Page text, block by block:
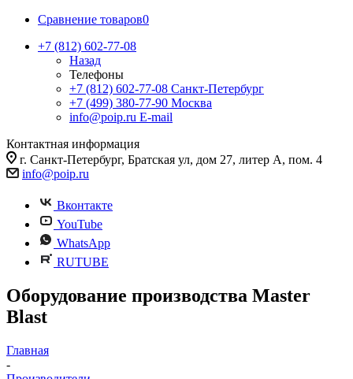
Сравнение товаров0
+7 (812) 602-77-08
Назад
Телефоны
+7 (812) 602-77-08 Санкт-Петербург
+7 (499) 380-77-90 Москва
info@poip.ru E-mail
Контактная информация
г. Санкт-Петербург, Братская ул, дом 27, литер А, пом. 4
info@poip.ru
Вконтакте
YouTube
WhatsApp
RUTUBE
Оборудование производства Master
Blast
Главная
-